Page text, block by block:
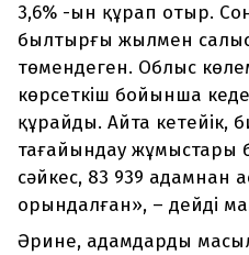
3,6% -ын құрап отыр.
былтырғы жылмен
төмендеген. Облыс
көрсеткіш бойынша
құрайды. Айта кетейік,
тағайындау жұмыстары
сәйкес, 83 939 адамнан
орындалған», – дейді
Әрине, адамдарды